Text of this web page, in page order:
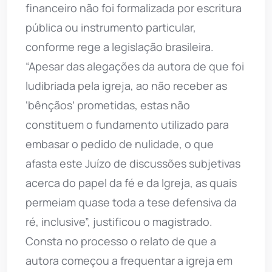
financeiro não foi formalizada por escritura
pública ou instrumento particular,
conforme rege a legislação brasileira.
“Apesar das alegações da autora de que foi
ludibriada pela igreja, ao não receber as
‘bênçãos’ prometidas, estas não
constituem o fundamento utilizado para
embasar o pedido de nulidade, o que
afasta este Juízo de discussões subjetivas
acerca do papel da fé e da Igreja, as quais
permeiam quase toda a tese defensiva da
ré, inclusive”, justificou o magistrado.
Consta no processo o relato de que a
autora começou a frequentar a igreja em